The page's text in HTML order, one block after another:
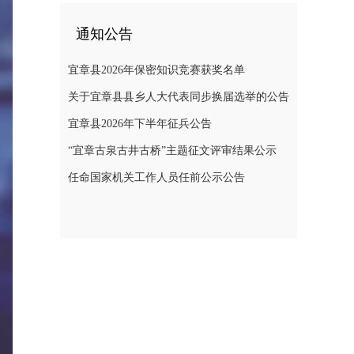
通知公告
宜章县2026年保密知识竞赛获奖名单
关于宜章县县乡人大代表同步换届选举的公告
宜章县2026年下半年征兵公告
“宜章古泉古井古桥”主题征文评审结果公示
任命国家机关工作人员任前公示公告